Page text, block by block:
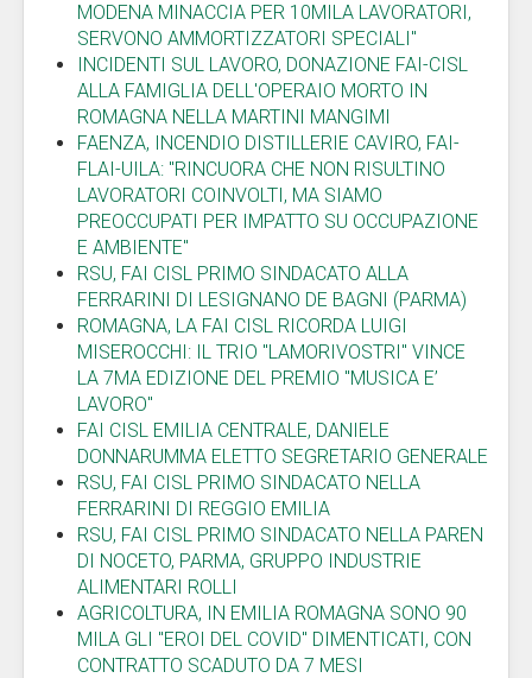
MODENA MINACCIA PER 10MILA LAVORATORI,
SERVONO AMMORTIZZATORI SPECIALI"
INCIDENTI SUL LAVORO, DONAZIONE FAI-CISL
ALLA FAMIGLIA DELL'OPERAIO MORTO IN
ROMAGNA NELLA MARTINI MANGIMI
FAENZA, INCENDIO DISTILLERIE CAVIRO, FAI-
FLAI-UILA: "RINCUORA CHE NON RISULTINO
LAVORATORI COINVOLTI, MA SIAMO
PREOCCUPATI PER IMPATTO SU OCCUPAZIONE
E AMBIENTE"
RSU, ​FAI CISL PRIMO SINDACATO ALLA
FERRARINI DI LESIGNANO DE BAGNI (PARMA)
ROMAGNA, LA FAI CISL RICORDA LUIGI
MISEROCCHI: IL TRIO "LAMORIVOSTRI" VINCE
LA 7MA EDIZIONE DEL PREMIO "MUSICA E’
LAVORO"
FAI CISL EMILIA CENTRALE, DANIELE
DONNARUMMA ELETTO SEGRETARIO GENERALE
RSU, FAI CISL PRIMO SINDACATO NELLA
FERRARINI DI REGGIO EMILIA
RSU, FAI CISL PRIMO SINDACATO NELLA PAREN
DI NOCETO, PARMA, GRUPPO INDUSTRIE
ALIMENTARI ROLLI
AGRICOLTURA, IN EMILIA ROMAGNA SONO 90
MILA GLI "EROI DEL COVID" DIMENTICATI, CON
CONTRATTO SCADUTO DA 7 MESI